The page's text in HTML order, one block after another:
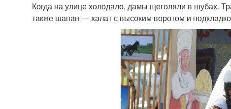
Когда на улице холодало, дамы щеголяли в шубах.
также шапан — халат с высоким воротом и